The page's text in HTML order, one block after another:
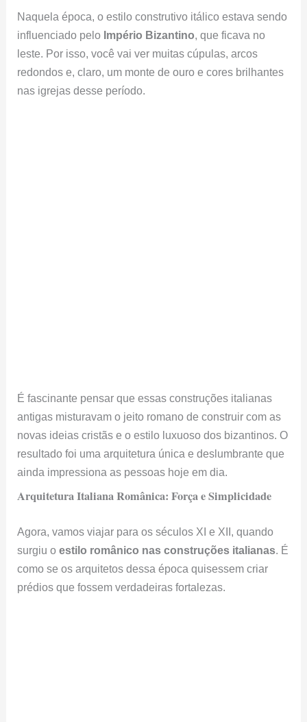
Naquela época, o estilo construtivo itálico estava sendo
influenciado pelo Império Bizantino, que ficava no
leste. Por isso, você vai ver muitas cúpulas, arcos
redondos e, claro, um monte de ouro e cores brilhantes
nas igrejas desse período.
É fascinante pensar que essas construções italianas
antigas misturavam o jeito romano de construir com as
novas ideias cristãs e o estilo luxuoso dos bizantinos. O
resultado foi uma arquitetura única e deslumbrante que
ainda impressiona as pessoas hoje em dia.
Arquitetura Italiana Românica: Força e Simplicidade
Agora, vamos viajar para os séculos XI e XII, quando
surgiu oestilo românico nas construções italianas. É
como se os arquitetos dessa época quisessem criar
prédios que fossem verdadeiras fortalezas.